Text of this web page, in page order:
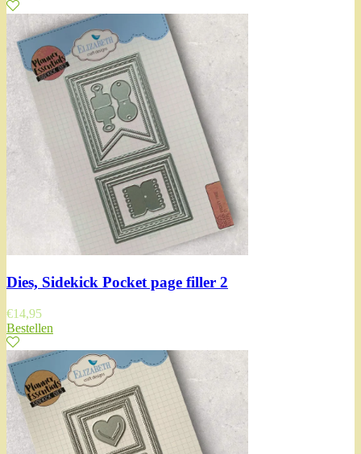
Dies, Sidekick Pocket page filler 2
€14,95
Bestellen